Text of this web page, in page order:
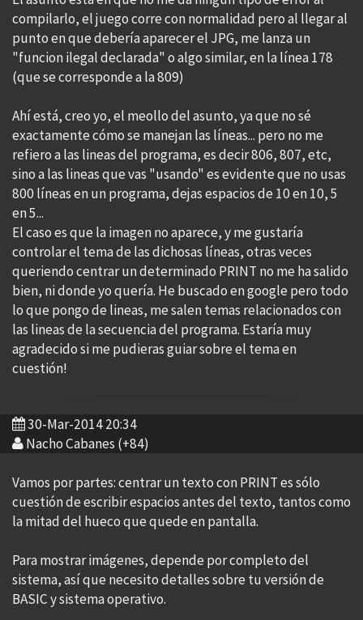
compilarlo, el juego corre con normalidad pero al llegar al
punto en que debería aparecer el JPG, me lanza un
"funcion ilegal declarada" o algo similar, en la línea 178
(que se corresponde a la 809)
Ahí está, creo yo, el meollo del asunto, ya que no sé
exactamente cómo se manejan las líneas... pero no me
refiero a las lineas del programa, es decir 806, 807, etc,
sino a las lineas que vas "usando" es evidente que no usas
800 líneas en un programa, dejas espacios de 10 en 10, 5
en 5...
El caso es que la imagen no aparece, y me gustaría
controlar el tema de las dichosas líneas, otras veces
queriendo centrar un determinado PRINT no me ha salido
bien, ni donde yo quería. He buscado en google pero todo
lo que pongo de lineas, me salen temas relacionados con
las lineas de la secuencia del programa. Estaría muy
agradecido si me pudieras guiar sobre el tema en
cuestión!
30-Mar-2014 20:34
Nacho Cabanes (+84)
Vamos por partes: centrar un texto con PRINT es sólo
cuestión de escribir espacios antes del texto, tantos como
la mitad del hueco que quede en pantalla.
Para mostrar imágenes, depende por completo del
sistema, así que necesito detalles sobre tu versión de
BASIC y sistema operativo.